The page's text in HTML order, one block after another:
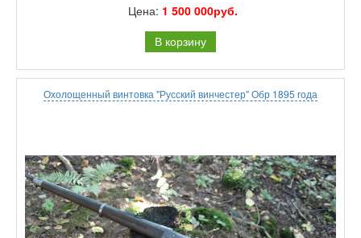
Цена: 1 500 000руб.
В корзину
Охолощенный винтовка "Русский винчестер" Обр 1895 года